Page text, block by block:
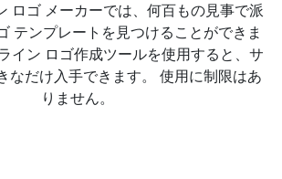
ロゴ メーカーでは、何百もの見事で派
テンプレートを見つけることができま
イン ロゴ作成ツールを使用すると、サ
なだけ入手できます。 使用に制限はあ
りません。